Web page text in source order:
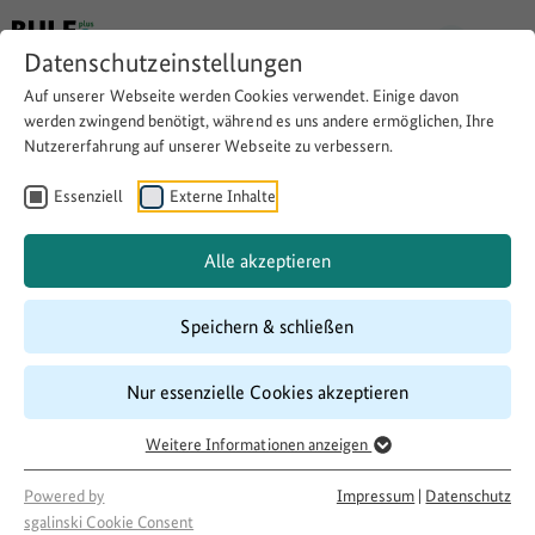
Datenschutzeinstellungen
Auf unserer Webseite werden Cookies verwendet. Einige davon
werden zwingend benötigt, während es uns andere ermöglichen, Ihre
Nutzererfahrung auf unserer Webseite zu verbessern.
Essenziell Externe Inhalte
Alle akzeptieren
Speichern & schließen
Nur essenzielle Cookies akzeptieren
Weitere Informationen anzeigen
Powered by
sgalinski Cookie Consent
Impressum | Datenschutz
Integration der Geflüchteten
in die Sport- und
Fitnessförderung
Copy link
07/2017–03/2018
Förderung
500 LandInitiativen